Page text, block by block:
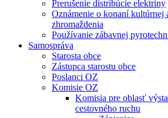
Prerušenie distribúcie elektriny
Oznámenie o konaní kultúrnej
zhromaždenia
Používanie zábavnej
Samospráva
Starosta obce
Zástupca starostu obce
Poslanci OZ
Komisie OZ
Komisia pre oblasť
cestovného ruchu